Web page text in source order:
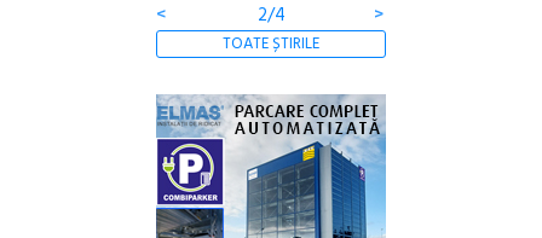
<
3/4 >
TOATE ȘTIRILE